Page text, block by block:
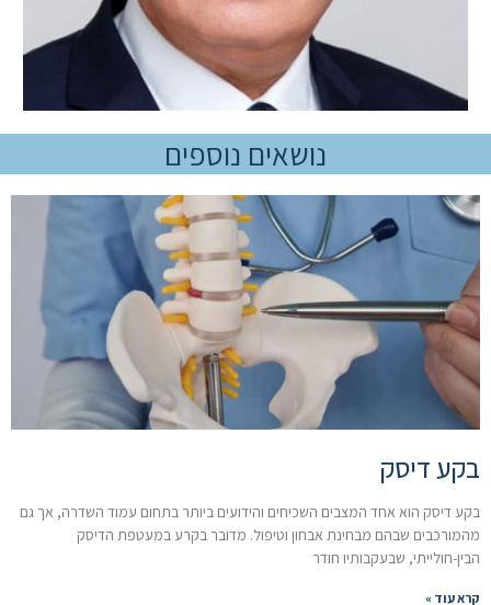
נושאים נוספים
בקע דיסק
בקע דיסק הוא אחד המצבים השכיחים והידועים ביותר בתחום עמוד השדרה, אך גם
מהמורכבים שבהם מבחינת אבחון וטיפול. מדובר בקרע במעטפת הדיסק
הבין-חולייתי, שבעקבותיו חודר
קרא עוד »